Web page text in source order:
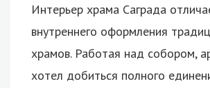
Интерьер храма Саграда
внутреннего оформления
храмов. Работая над собором,
хотел добиться полного